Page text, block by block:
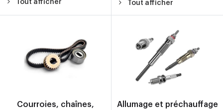
Tout afficher Tout afficher
Courroies, chaînes,
Allumage et préchauffage